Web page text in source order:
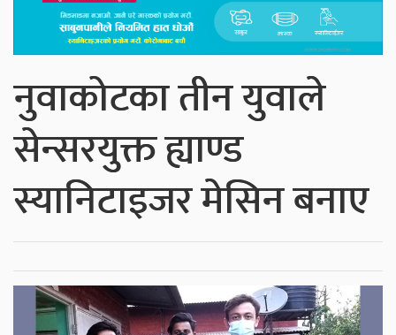
नुवाकोटका तीन युवाले
सेन्सरयुक्त ह्याण्ड
स्यानिटाइजर मेसिन बनाए